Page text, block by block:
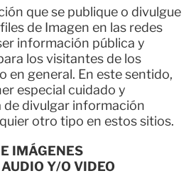
que se publique o divulgue
de Imagen en las redes
información pública y
los visitantes de los
en general. En este sentido,
especial cuidado y
de divulgar información
otro tipo en estos sitios.
IMÁGENES
Y/O VIDEO